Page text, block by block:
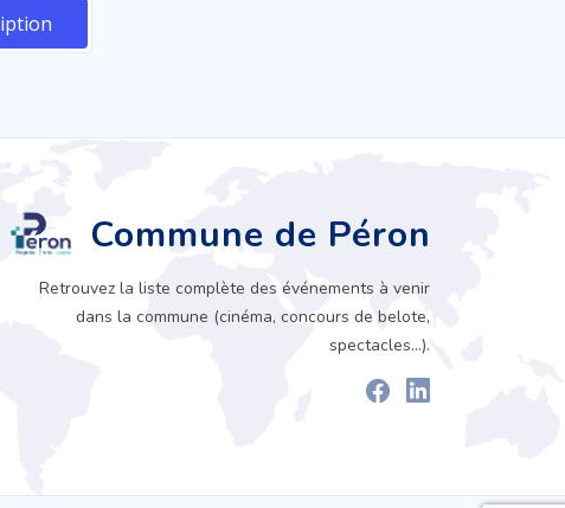
Commune de Péron
Retrouvez la liste complète des événements à venir
dans la commune (cinéma, concours de belote,
spectacles...).